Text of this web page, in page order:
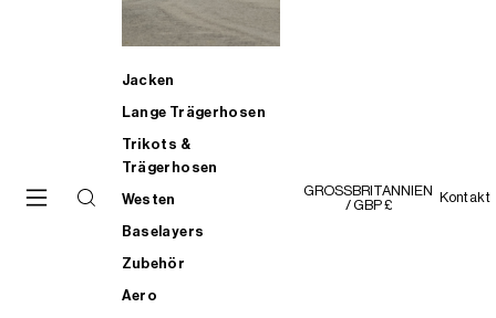
Jacken
Lange Trägerhosen
Trikots &
Trägerhosen
Westen
Baselayers
Zubehör
Aero
GROSSBRITANNIEN
/ GBP £
Kontakt